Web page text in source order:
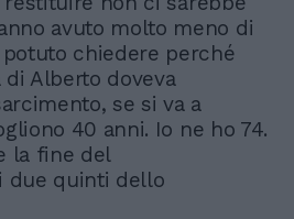
avuto molto meno di
chiedere perché
Alberto doveva
se si va a
40 anni. Io ne ho 74.
la fine del
due quinti dello